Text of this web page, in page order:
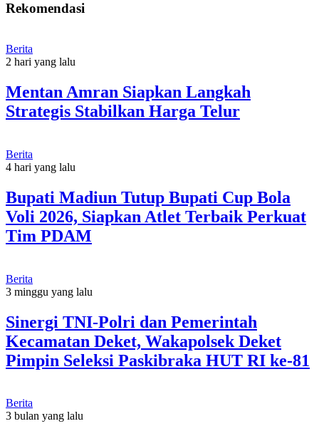
Rekomendasi
Berita
2 hari yang lalu
Mentan Amran Siapkan Langkah
Strategis Stabilkan Harga Telur
Berita
4 hari yang lalu
Bupati Madiun Tutup Bupati Cup Bola
Voli 2026, Siapkan Atlet Terbaik Perkuat
Tim PDAM
Berita
3 minggu yang lalu
Sinergi TNI-Polri dan Pemerintah
Kecamatan Deket, Wakapolsek Deket
Pimpin Seleksi Paskibraka HUT RI ke-81
Berita
3 bulan yang lalu